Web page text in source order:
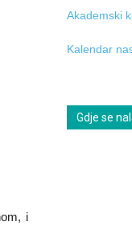
i
Akademski
Kalendar
Gdje se